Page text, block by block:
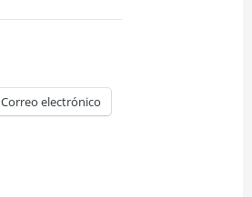
Correo electrónico